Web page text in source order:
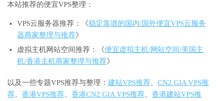
本站推荐的便宜VPS整理：
VPS云服务器推荐：《稳定靠谱的国内/国外便宜VPS云服务
器商家整理与推荐》
虚拟主机网站空间推荐：《便宜虚拟主机/网站空间/美国主
机/香港主机商家整理与推荐》
以及一些专题VPS推荐与整理： 建站VPS推荐
CN2 GIA VPS推
荐
香港VPS推荐 香港CN2 GIA VPS推荐
香港建站VPS推